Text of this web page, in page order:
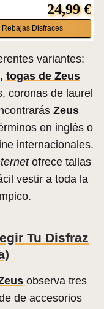
24,99 €
Rebajas Disfraces
variantes:
togas de Zeus
coronas de laurel
Zeus
en inglés o
internacionales.
ofrece tallas
vestir a toda la
Tu Disfraz
observa tres
de accesorios